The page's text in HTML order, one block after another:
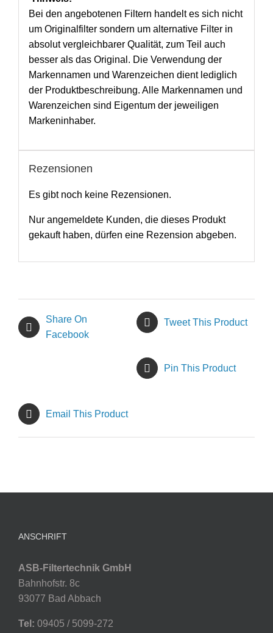
Bei den angebotenen Filtern handelt es sich nicht
um Originalfilter sondern um alternative Filter in
absolut vergleichbarer Qualität, zum Teil auch
besser als das Original. Die Verwendung der
Markennamen und Warenzeichen dient lediglich
der Produktbeschreibung. Alle Markennamen und
Warenzeichen sind Eigentum der jeweiligen
Markeninhaber.
Rezensionen
Es gibt noch keine Rezensionen.
Nur angemeldete Kunden, die dieses Produkt
gekauft haben, dürfen eine Rezension abgeben.
Share On
Facebook
Tweet This Product
Pin This Product
Email This Product
ANSCHRIFT
ASB-Filtertechnik GmbH
Bahnhofstr. 8c
93077 Bad Abbach
Tel: 09405 / 5099-272